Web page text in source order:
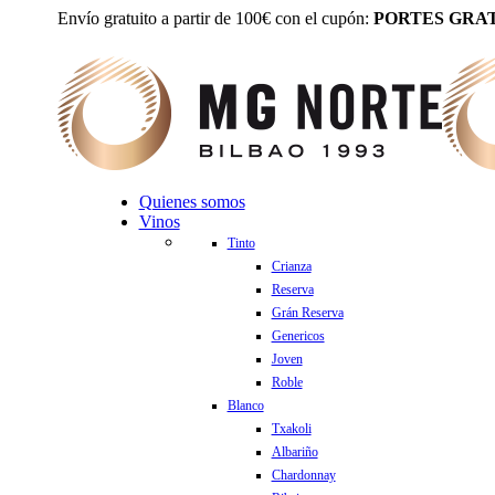
Envío gratuito a partir de 100€ con el cupón: PORTES
Quienes somos
Vinos
Tinto
Crianza
Reserva
Grán Reserva
Genericos
Joven
Roble
Blanco
Txakoli
Albariño
Chardonnay